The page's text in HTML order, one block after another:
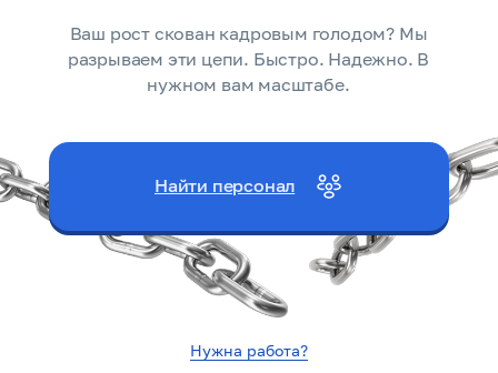
Нужна работа?
Найти персонал
Ваш рост скован кадровым голодом? Мы
разрываем эти цепи. Быстро. Надежно. В
нужном вам масштабе.